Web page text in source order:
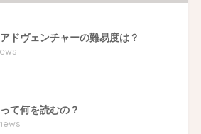
ドヴェンチャーの難易度は？
て何を読むの？